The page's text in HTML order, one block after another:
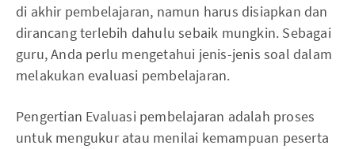
di akhir pembelajaran, namun harus disiapkan dan
dirancang terlebih dahulu sebaik mungkin. Sebagai
guru, Anda perlu mengetahui jenis-jenis soal dalam
melakukan evaluasi pembelajaran.
Pengertian Evaluasi pembelajaran adalah proses
untuk mengukur atau menilai kemampuan peserta